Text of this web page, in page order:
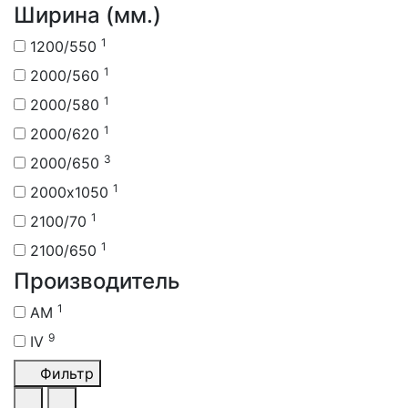
Ширина (мм.)
1200/550 1
2000/560 1
2000/580 1
2000/620 1
2000/650 3
2000х1050 1
2100/70 1
2100/650 1
Производитель
AM 1
IV 9
Фильтр